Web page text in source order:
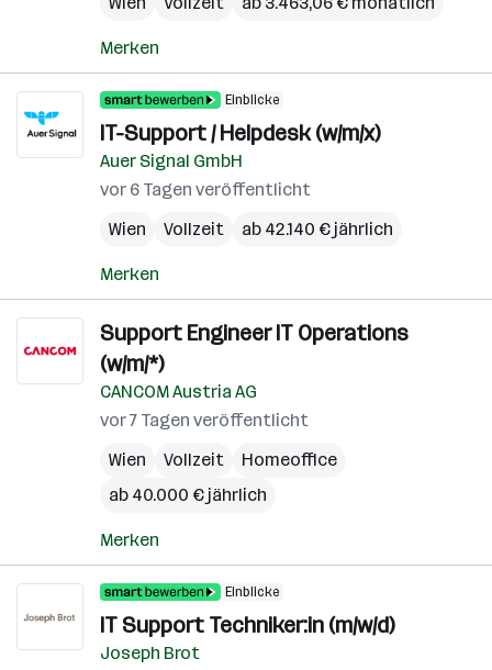
Merken
Einblicke
IT-Support / Helpdesk (w/m/x)
Auer Signal GmbH
vor 6 Tagen veröffentlicht
Wien
Vollzeit ab 42.140 € jährlich
Merken
Support Engineer IT Operations
(w/m/*)
CANCOM Austria AG
vor 7 Tagen veröffentlicht
Wien
Vollzeit
Homeoffice
ab 40.000 € jährlich
Merken
Einblicke
IT Support Techniker:in (m/w/d)
Joseph Brot